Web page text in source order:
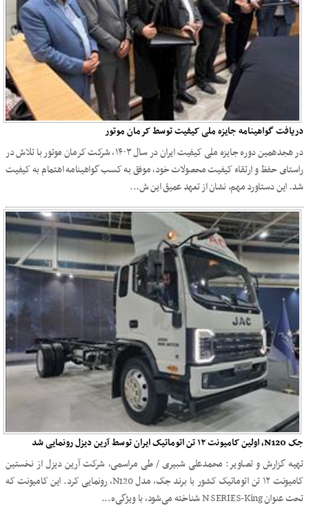
دریافت گواهینامه جایزه ملی کیفیت توسط کرمان موتور
در هجدهمین دوره جایزه ملی کیفیت ایران در سال ۱۴۰۳، شرکت کرمان موتور با تلاش در
راستای حفظ و ارتقاء کیفیت محصولات خود، موفق به کسب گواهینامه اهتمام به کیفیت
شد. این دستاورد مهم، نشان از تعهد عمیق این ش...
جک N120، اولین کامیونت ۱۲ تن اتوماتیک ایران توسط آرین دیزل رونمایی شد
تهیه گزارش و تصاویر: محمدعلی شبیری / طی مراسمی، شرکت آرین دیزل از نخستین
کامیونت ۱۲ تن اتوماتیک کشور با برند جک، مدل N120، رونمایی کرد. این کامیونت که
تحت عنوان N SERIES-King شناخته می‌شود، با ویژگی‌ه...